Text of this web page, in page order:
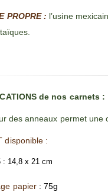
PROPRE : l’usine
de nos carnets :
des anneaux permet une
disponible :
: 14,8 x 21 cm
papier : 75g